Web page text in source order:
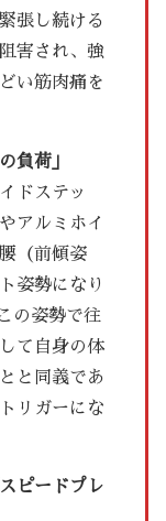
張し続ける
害され、強
い筋肉痛を
負荷」
ドステッ
アルミホイ
（前傾姿
姿勢になり
の姿勢で往
て自身の体
と同義であ
リガーにな
ピードプレ